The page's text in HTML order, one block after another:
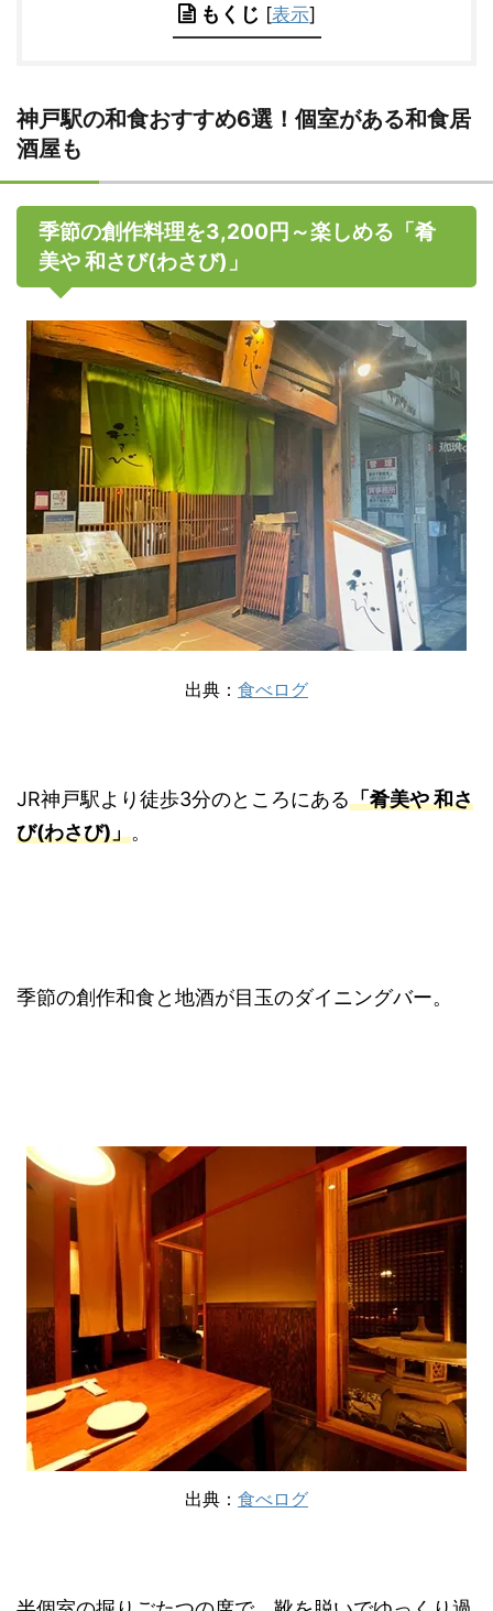
もくじ [表示]
神戸駅の和食おすすめ6選！個室がある和食居
酒屋も
季節の創作料理を3,200円～楽しめる「肴
美や 和さび(わさび)」
出典： 食べログ
JR神戸駅より徒歩3分のところにある「肴美や 和さ
び(わさび)」。
季節の創作和食と地酒が目玉のダイニングバー。
出典： 食べログ